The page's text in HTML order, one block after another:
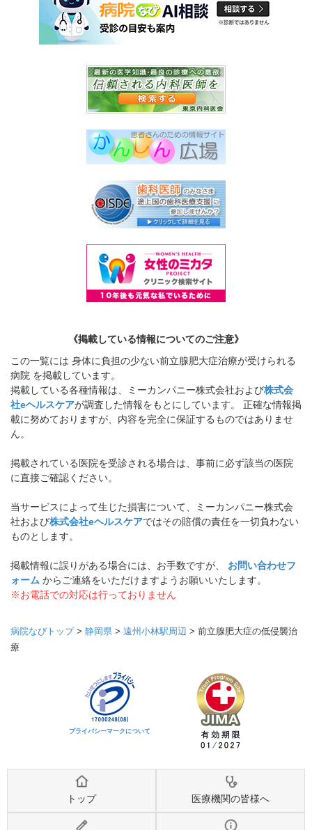
《掲載している情報についてのご注意》
この一覧には 身体に負担の少ない前立腺肥大症治療が受けられる
病院 を掲載しています。
掲載している各種情報は、ミーカンパニー株式会社および株式会
社eヘルスケアが調査した情報をもとにしています。 正確な情報掲
載に努めておりますが、内容を完全に保証するものではありませ
ん。
掲載されている医院を受診される場合は、事前に必ず該当の医院
に直接ご確認ください。
当サービスによって生じた損害について、ミーカンパニー株式会
社および株式会社eヘルスケアではその賠償の責任を一切負わない
ものとします。
掲載情報に誤りがある場合には、お手数ですが、 お問い合わせフ
ォーム からご連絡をいただけますようお願いいたします。
※お電話での対応は行っておりません
病院なびトップ> 静岡県 > 遠州小林駅周辺 > 前立腺肥大症の低侵襲治
療
プライバシーマークについて
トップ 医療機関の皆様へ